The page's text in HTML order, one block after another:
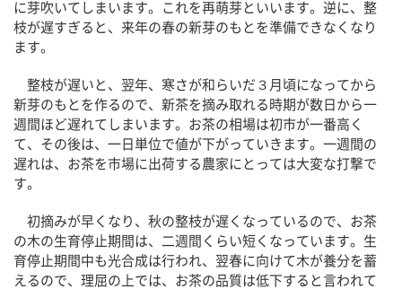
に芽吹いてしまいます。これを再萌芽といいます。逆に、整
枝が遅すぎると、来年の春の新芽のもとを準備できなくなり
ます。
整枝が遅いと、翌年、寒さが和らいだ３月頃になってから
新芽のもとを作るので、新茶を摘み取れる時期が数日から一
週間ほど遅れてしまいます。お茶の相場は初市が一番高く
て、その後は、一日単位で値が下がっていきます。一週間の
遅れは、お茶を市場に出荷する農家にとっては大変な打撃で
す。
初摘みが早くなり、秋の整枝が遅くなっているので、お茶
の木の生育停止期間は、二週間くらい短くなっています。生
育停止期間中も光合成は行われ、翌春に向けて木が養分を蓄
えるので、理屈の上では、お茶の品質は低下すると言われて